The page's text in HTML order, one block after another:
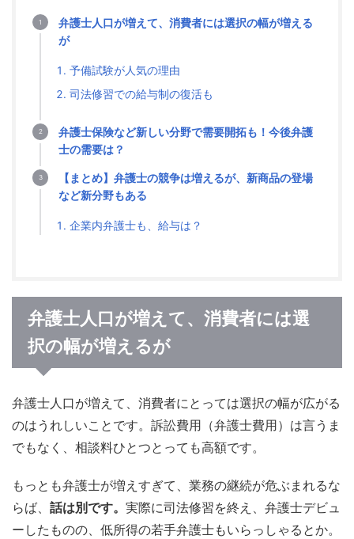
弁護士人口が増えて、消費者には選択の幅が増える
が
予備試験が人気の理由
司法修習での給与制の復活も
弁護士保険など新しい分野で需要開拓も！今後弁護
士の需要は？
【まとめ】弁護士の競争は増えるが、新商品の登場
など新分野もある
企業内弁護士も、給与は？
弁護士人口が増えて、消費者には選
択の幅が増えるが
弁護士人口が増えて、消費者にとっては選択の幅が広がる
のはうれしいことです。訴訟費用（弁護士費用）は言うま
でもなく、相談料ひとつとっても高額です。
もっとも弁護士が増えすぎて、業務の継続が危ぶまれるな
らば、 話は別です。 実際に司法修習を終え、弁護士デビュ
ーしたものの、低所得の若手弁護士もいらっしゃるとか。